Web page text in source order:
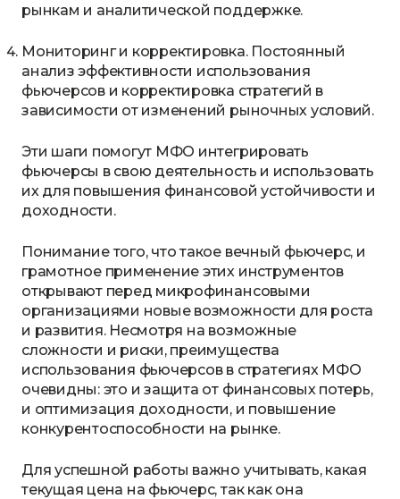
рынкам и аналитической поддержке.
Мониторинг и корректировка. Постоянный
анализ эффективности использования
фьючерсов и корректировка стратегий в
зависимости от изменений рыночных условий.
Эти шаги помогут МФО интегрировать
фьючерсы в свою деятельность и использовать
их для повышения финансовой устойчивости и
доходности.
Понимание того, что такое вечный фьючерс, и
грамотное применение этих инструментов
открывают перед микрофинансовыми
организациями новые возможности для роста
и развития. Несмотря на возможные
сложности и риски, преимущества
использования фьючерсов в стратегиях МФО
очевидны: это и защита от финансовых потерь,
и оптимизация доходности, и повышение
конкурентоспособности на рынке.
Для успешной работы важно учитывать, какая
текущая цена на фьючерс, так как она